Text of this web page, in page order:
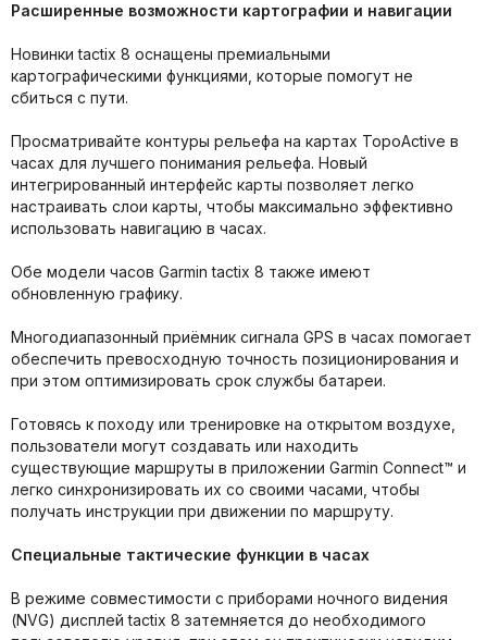
Расширенные возможности картографии и навигации
Новинки tactix 8 оснащены премиальными
картографическими функциями, которые помогут не
сбиться с пути.
Просматривайте контуры рельефа на картах TopoActive в
часах для лучшего понимания рельефа. Новый
интегрированный интерфейс карты позволяет легко
настраивать слои карты, чтобы максимально эффективно
использовать навигацию в часах.
Обе модели часов Garmin tactix 8 также имеют
обновленную графику.
Многодиапазонный приёмник сигнала GPS в часах помогает
обеспечить превосходную точность позиционирования и
при этом оптимизировать срок службы батареи.
Готовясь к походу или тренировке на открытом воздухе,
пользователи могут создавать или находить
существующие маршруты в приложении Garmin Connect™ и
легко синхронизировать их со своими часами, чтобы
получать инструкции при движении по маршруту.
Специальные тактические функции в часах
В режиме совместимости с приборами ночного видения
(NVG) дисплей tactix 8 затемняется до необходимого